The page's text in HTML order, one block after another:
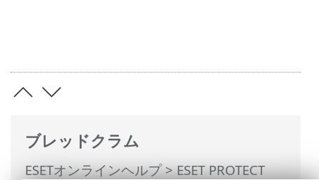
ブレッドクラム
ESETオンラインヘルプ>ESET PROTECT